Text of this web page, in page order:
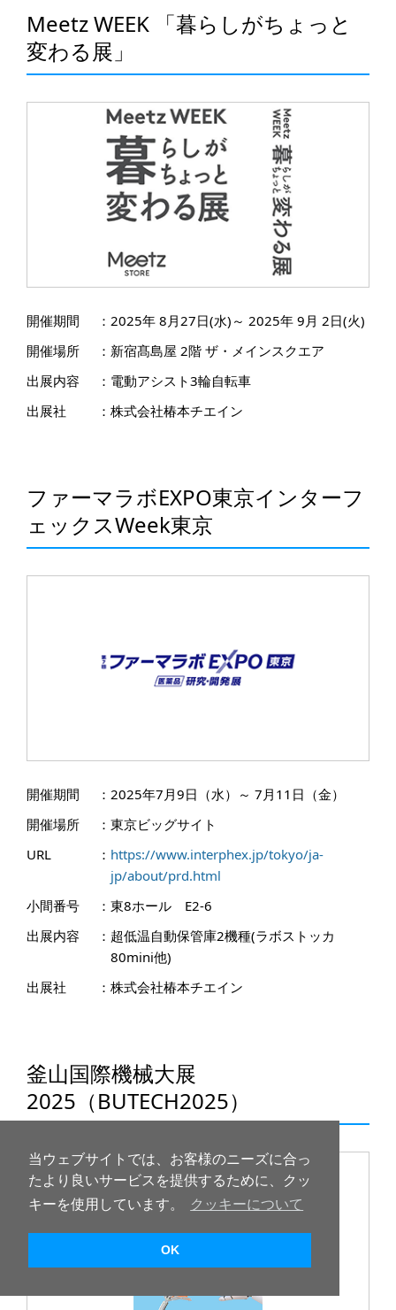
当ウェブサイトでは、お客様のニーズに合っ
たより良いサービスを提供するために、クッ
キーを使用しています。
クッキーについて
OK
Meetz WEEK 「暮らしがちょっと
変わる展」
開催期間 ： 2025年 8月27日(水)～ 2025年 9月 2日(火)
開催場所
： 新宿髙島屋 2階 ザ・メインスクエア
出展内容
： 電動アシスト3輪自転車
出展社
： 株式会社椿本チエイン
ファーマラボEXPO東京インターフ
ェックスWeek東京
開催期間 ： 2025年7月9日（水）～ 7月11日（金）
開催場所
： 東京ビッグサイト
URL
： https://www.interphex.jp/tokyo/ja-
jp/about/prd.html
小間番号
： 東8ホール E2-6
出展内容
： 超低温自動保管庫2機種(ラボストッカ
80mini他)
出展社
： 株式会社椿本チエイン
釜山国際機械大展
2025（BUTECH2025）